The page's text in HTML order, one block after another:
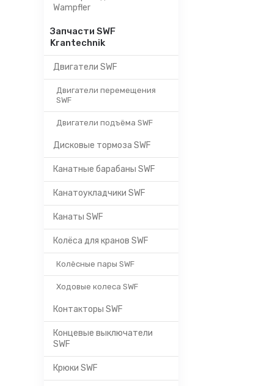
Wampfler
Запчасти SWF
Krantechnik
Двигатели SWF
Двигатели перемещения
SWF
Двигатели подъёма SWF
Дисковые тормоза SWF
Канатные барабаны SWF
Канатоукладчики SWF
Канаты SWF
Колёса для кранов SWF
Колёсные пары SWF
Ходовые колеса SWF
Контакторы SWF
Концевые выключатели
SWF
Крюки SWF